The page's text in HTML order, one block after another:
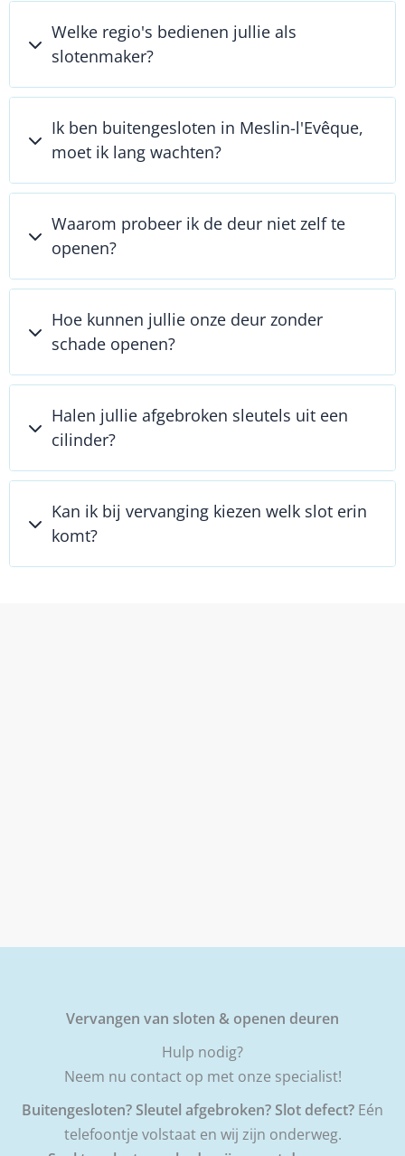
Welke regio's bedienen jullie als
slotenmaker?
Ik ben buitengesloten in Meslin-l'Evêque,
moet ik lang wachten?
Waarom probeer ik de deur niet zelf te
openen?
Hoe kunnen jullie onze deur zonder
schade openen?
Halen jullie afgebroken sleutels uit een
cilinder?
Kan ik bij vervanging kiezen welk slot erin
komt?
Vervangen van sloten & openen deuren
Hulp nodig?
Neem nu contact op met onze specialist!
Buitengesloten? Sleutel afgebroken? Slot defect? Eén
telefoontje volstaat en wij zijn onderweg.